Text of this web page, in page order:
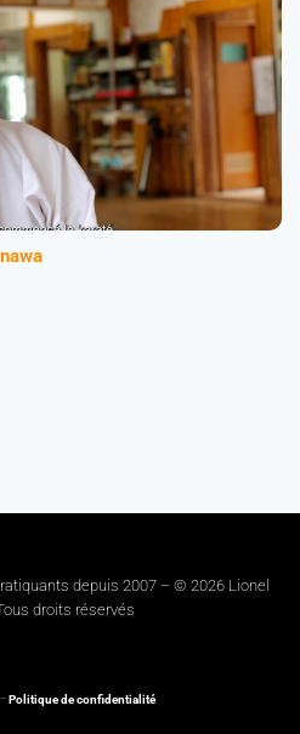
depuis 2007 – © 2026 Lionel
droits réservés
–Politique de confidentialité